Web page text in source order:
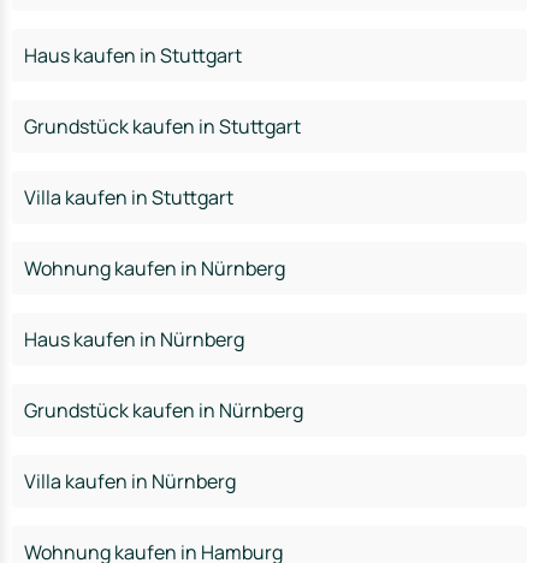
Haus kaufen in Stuttgart
Grundstück kaufen in Stuttgart
Villa kaufen in Stuttgart
Wohnung kaufen in Nürnberg
Haus kaufen in Nürnberg
Grundstück kaufen in Nürnberg
Villa kaufen in Nürnberg
Wohnung kaufen in Hamburg